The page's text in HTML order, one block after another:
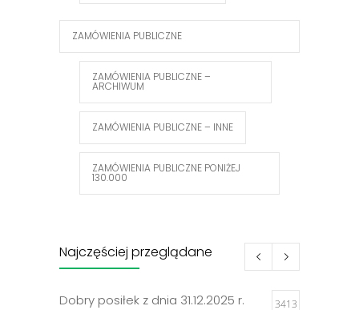
ZAMÓWIENIA PUBLICZNE
ZAMÓWIENIA PUBLICZNE –
ARCHIWUM
ZAMÓWIENIA PUBLICZNE – INNE
ZAMÓWIENIA PUBLICZNE PONIŻEJ
130.000
Najczęściej przeglądane
Dobry posiłek z dnia 31.12.2025 r. 3413